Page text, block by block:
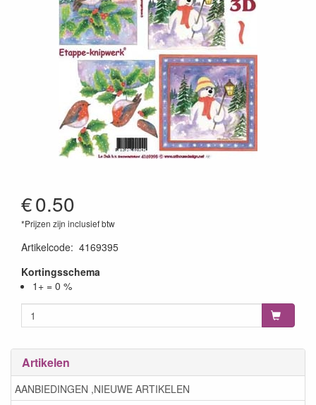
€0.50
*Prijzen zijn inclusief btw
Artikelcode: 4169395
Kortingsschema
1+ = 0 %
Artikelen
AANBIEDINGEN ,NIEUWE ARTIKELEN